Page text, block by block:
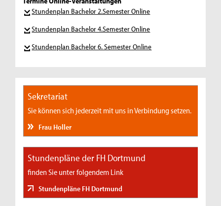
Stundenplan Bachelor 2.Semester Online
Stundenplan Bachelor 4.Semester Online
Stundenplan Bachelor 6. Semester Online
Sekretariat
Sie können sich jederzeit mit uns in Verbindung setzen.
Frau Holler
Stundenpläne der FH Dortmund
finden Sie unter folgendem Link
Stundenpläne FH Dortmund